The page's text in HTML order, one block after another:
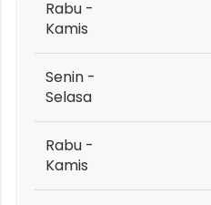
Rabu -
Kamis
Senin -
Selasa
Rabu -
Kamis